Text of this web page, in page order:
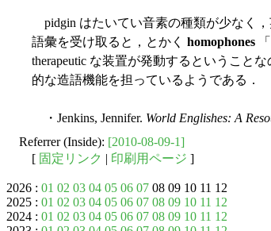
pidgin はたいてい音素の種類が少なく，
語彙を受け取ると，とかく homophones 「
therapeutic な装置が発動するということ
的な造語機能を担っているようである．
・Jenkins, Jennifer. World Englishes: A
Referrer (Inside): [2010-08-09-1]
[ 固定リンク | 印刷用ページ ]
2026 : 01 02 03 04 05 06 07 08 09 10 11 12
2025 : 01 02 03 04 05 06 07 08 09 10 11 12
2024 : 01 02 03 04 05 06 07 08 09 10 11 12